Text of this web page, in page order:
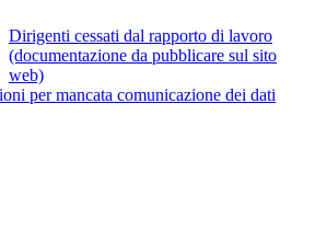
Dirigenti cessati dal rapporto di lavoro
(documentazione da pubblicare sul sito
web)
per mancata comunicazione dei dati